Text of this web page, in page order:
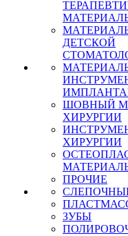
ДЕТСКОЙ
ШОВНЫЙ
ХИРУРГИИ
ХИРУРГИИ
ПРОЧИЕ
ЗУБЫ